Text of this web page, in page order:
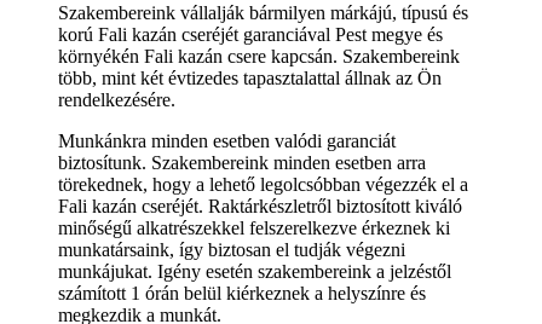
Szakembereink vállalják bármilyen márkájú, típusú és
korú Fali kazán cseréjét garanciával Pest megye és
környékén Fali kazán csere kapcsán. Szakembereink
több, mint két évtizedes tapasztalattal állnak az Ön
rendelkezésére.
Munkánkra minden esetben valódi garanciát
biztosítunk. Szakembereink minden esetben arra
törekednek, hogy a lehető legolcsóbban végezzék el a
Fali kazán cseréjét. Raktárkészletről biztosított kiváló
minőségű alkatrészekkel felszerelkezve érkeznek ki
munkatársaink, így biztosan el tudják végezni
munkájukat. Igény esetén szakembereink a jelzéstől
számított 1 órán belül kiérkeznek a helyszínre és
megkezdik a munkát.